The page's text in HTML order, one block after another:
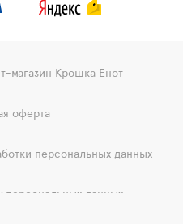
магазин Крошка Енот
оферта
персональных данных
персональных данных